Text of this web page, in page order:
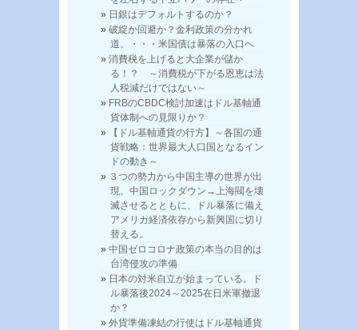
日銀はデフォルトするのか？
破綻か回避か？金利政策の分かれ
道。・・・米国債は暴落の入口へ
消費税を上げると大企業が儲か
る！？ ～消費税が下がる恩恵は法
人税減だけではない～
FRBのCBDC検討加速はドル基軸通
貨体制への見限りか？
【ドル基軸通貨の行方】～各国の通
貨戦略：世界最大人口国となるイン
ドの動き～
３つの勢力から中国主導の世界が出
現。中国ロックダウン→上海閥を壊
滅させるとともに、ドル暴落に備え
アメリカ経済依存から新興国に切り
替える。
中国ゼロコロナ政策の本当の目的は
台湾侵攻の準備
日本の対米自立が始まっている。ド
ル暴落後2024～2025在日米軍撤退
か？
外貨準備凍結の行使はドル基軸通貨